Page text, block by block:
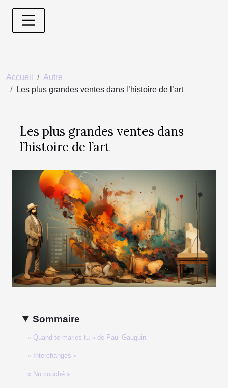
Accueil
Autre
Les plus grandes ventes dans l’histoire de l’art
Les plus grandes ventes dans
l’histoire de l’art
Sommaire
« Quand te maries-tu » de Paul Gauguin
« Interchanges »
« Nu couché »